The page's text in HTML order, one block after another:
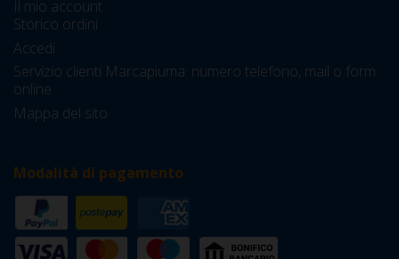
Il mio account
Storico ordini
Accedi
Servizio clienti Marcapiuma: numero telefono, mail o form
online
Mappa del sito
Modalità di pagamento